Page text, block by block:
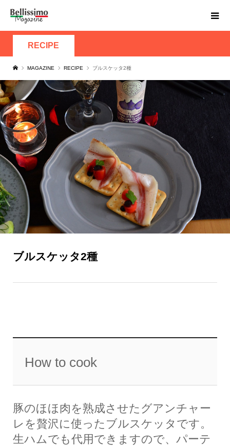
RECIPE
MAGAZINE RECIPE ブルスケッタ2種
ブルスケッタ2種
How to cook
豚のほほ肉を熟成させたグアンチャー
レを贅沢に使ったブルスケッタです。
生ハムでも代用できますので、パーテ